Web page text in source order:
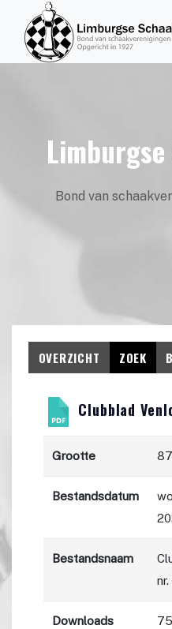
Bond van
OVERZICHT ZOEK
Clubblad
Grootte
Bestandsdatum
Bestandsnaam
Downloads